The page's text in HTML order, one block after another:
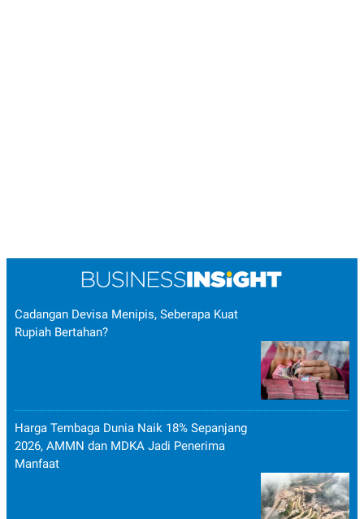
Cadangan Devisa Menipis, Seberapa Kuat
Rupiah Bertahan?
Harga Tembaga Dunia Naik 18% Sepanjang
2026, AMMN dan MDKA Jadi Penerima
Manfaat